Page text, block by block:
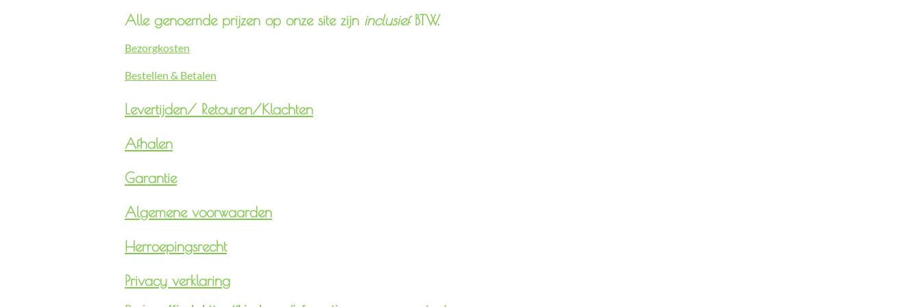
Alle genoemde prijzen op onze site zijn inclusiefBTW.
Bezorgkosten
Bestellen & Betalen
Levertijden/ Retouren/Klachten
Afhalen
Garantie
Algemene voorwaarden
Herroepingsrecht
Privacy verklaring